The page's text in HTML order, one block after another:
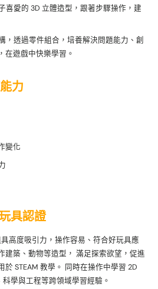
喜愛的 3D 立體造型，跟著步驟操作，建
，透過零件組合，培養解決問題能力、創
在遊戲中快樂學習。
力
變化
具認證
高度吸引力，操作容易、符合好玩具應
建築、動物等造型， 滿足探索欲望，促進
STEAM 教學。 同時在操作中學習 2D
學與工程等跨領域學習經驗。